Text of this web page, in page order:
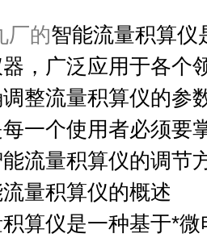
厂的智能流量积算仪
，广泛应用于各个
整流量积算仪的参
一个使用者必须要
流量积算仪的调节
积算仪的概述
仪是一种基于*微